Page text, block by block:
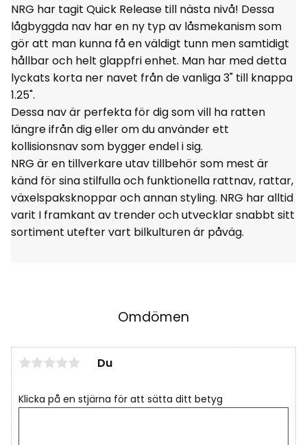
NRG har tagit Quick Release till nästa nivå! Dessa
lågbyggda nav har en ny typ av låsmekanism som
gör att man kunna få en väldigt tunn men samtidigt
hållbar och helt glappfri enhet. Man har med detta
lyckats korta ner navet från de vanliga 3" till knappa
1.25".
Dessa nav är perfekta för dig som vill ha ratten
längre ifrån dig eller om du använder ett
kollisionsnav som bygger endel i sig.
NRG är en tillverkare utav tillbehör som mest är
känd för sina stilfulla och funktionella rattnav, rattar,
växelspaksknoppar och annan styling. NRG har alltid
varit I framkant av trender och utvecklar snabbt sitt
sortiment utefter vart bilkulturen är påväg.
Omdömen
Du
Klicka på en stjärna för att sätta ditt betyg